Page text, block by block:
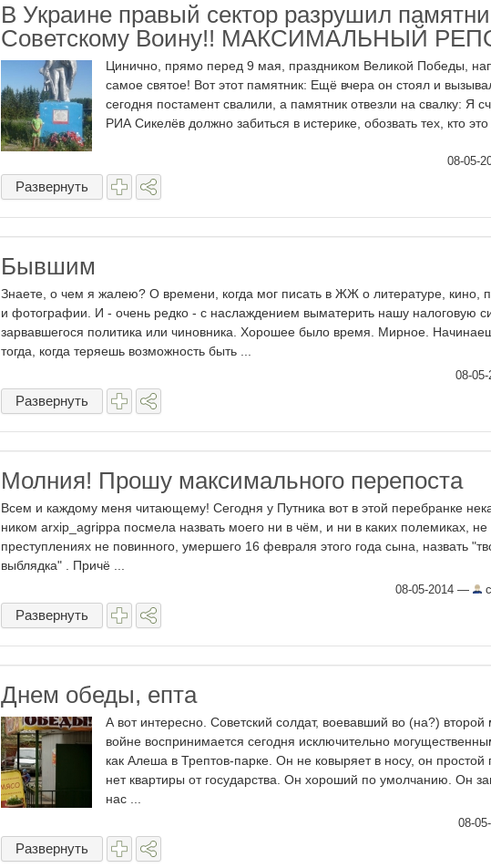
В Украине правый сектор разрушил
Советскому Воину!! МАКСИМАЛЬНЫЙ
Цинично, прямо перед 9 мая, праздником Великой Победы,
самое святое! Вот этот памятник: Ещё вчера он стоял и
сегодня постамент свалили, а памятник отвезли на свалку: Я
РИА Сикелёв должно забиться в истерике, обозвать тех, кто это
08-05-
Развернуть
Бывшим
Знаете, о чем я жалею? О времени, когда мог писать в ЖЖ о литературе, кино,
и фотографии. И - очень редко - с наслаждением выматерить нашу налоговую
зарвавшегося политика или чиновника. Хорошее было время. Мирное.
тогда, когда теряешь возможность быть ...
08-05-
Развернуть
Молния! Прошу максимального перепоста
Всем и каждому меня читающему! Сегодня у Путника вот в этой перебранке
ником arxip_agrippa посмела назвать моего ни в чём, и ни в каких полемиках, не
преступлениях не повинного, умершего 16 февраля этого года сына, назвать
выблядка" . Причё ...
08-05-2014 —
Развернуть
Днем обеды, епта
А вот интересно. Советский солдат, воевавший во (на?) второй
войне воспринимается сегодня исключительно
как Алеша в Трептов-парке. Он не ковыряет в носу, он простой
нет квартиры от государства. Он хороший по умолчанию. Он
нас ...
08-
Развернуть